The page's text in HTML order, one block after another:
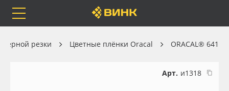
резки Цветные плёнки Oracal ORACAL® 641
Арт. и1318